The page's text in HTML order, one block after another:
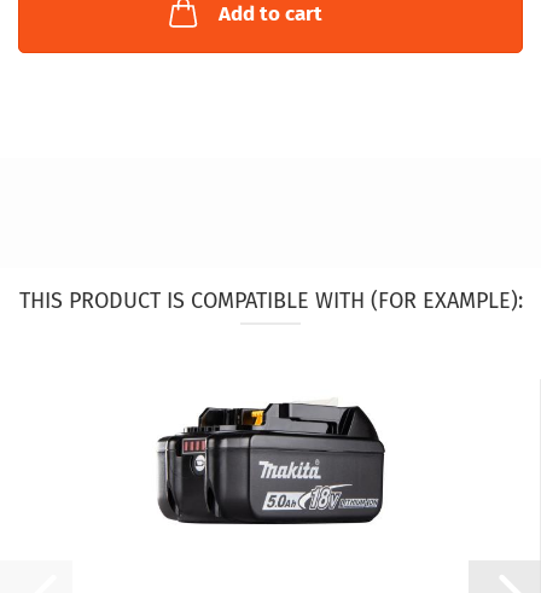
Add to cart
THIS PRODUCT IS COMPATIBLE WITH (FOR EXAMPLE):